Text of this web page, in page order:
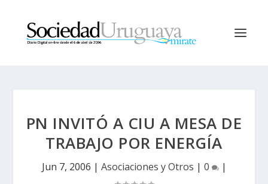
PN INVITÓ A CIU A MESA DE
TRABAJO POR ENERGÍA
Jun 7, 2006 | Asociaciones y Otros | 0 |